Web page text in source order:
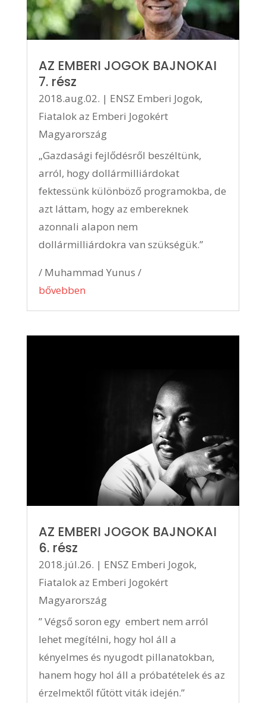
AZ EMBERI JOGOK BAJNOKAI
7. rész
2018.aug.02. | ENSZ Emberi Jogok,
Fiatalok az Emberi Jogokért
Magyarország
„Gazdasági fejlődésről beszéltünk,
arról, hogy dollármilliárdokat
fektessünk különböző programokba, de
azt láttam, hogy az embereknek
azonnali alapon nem
dollármilliárdokra van szükségük.”
/ Muhammad Yunus /
bővebben
AZ EMBERI JOGOK BAJNOKAI
6. rész
2018.júl.26. | ENSZ Emberi Jogok,
Fiatalok az Emberi Jogokért
Magyarország
” Végső soron egy embert nem arról
lehet megítélni, hogy hol áll a
kényelmes és nyugodt pillanatokban,
hanem hogy hol áll a próbatételek és az
érzelmektől fűtött viták idején.”